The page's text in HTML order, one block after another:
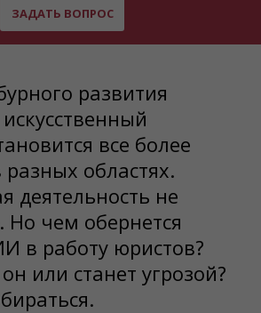
ЗАДАТЬ ВОПРОС
развития
все более
областях.
деятельность не
Но чем обернется
в работу юристов?
или станет угрозой?